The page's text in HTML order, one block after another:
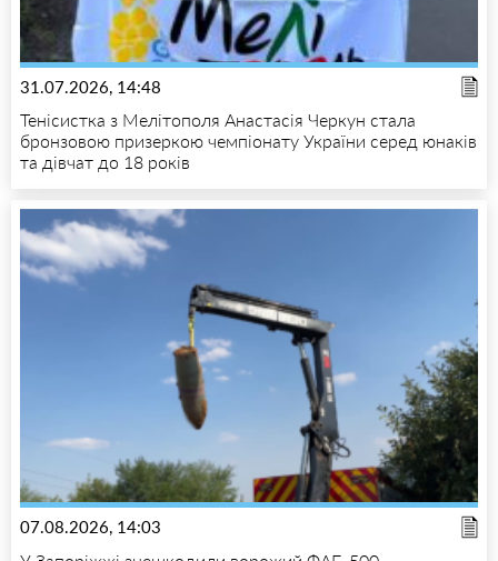
31.07.2026, 14:48
Тенісистка з Мелітополя Анастасія Черкун стала
бронзовою призеркою чемпіонату України серед юнаків
та дівчат до 18 років
07.08.2026, 14:03